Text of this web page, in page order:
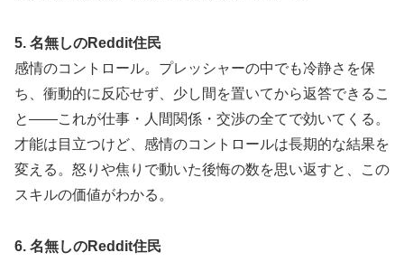
5. 名無しのReddit住民
感情のコントロール。プレッシャーの中でも冷静さを保
ち、衝動的に反応せず、少し間を置いてから返答できるこ
と——これが仕事・人間関係・交渉の全てで効いてくる。
才能は目立つけど、感情のコントロールは長期的な結果を
変える。怒りや焦りで動いた後悔の数を思い返すと、この
スキルの価値がわかる。
6. 名無しのReddit住民